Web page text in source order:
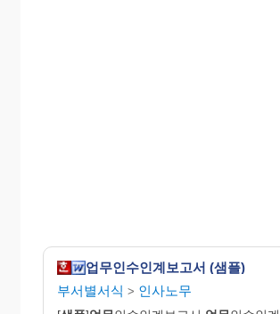
업무인수인계보고서 (샘플)
부서별서식 > 인사노무